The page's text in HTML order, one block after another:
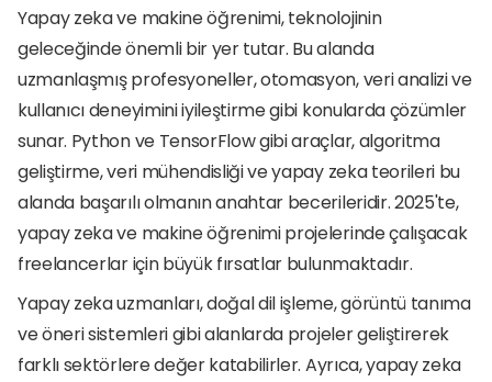
Yapay zeka ve makine öğrenimi, teknolojinin
geleceğinde önemli bir yer tutar. Bu alanda
uzmanlaşmış profesyoneller, otomasyon, veri analizi ve
kullanıcı deneyimini iyileştirme gibi konularda çözümler
sunar. Python ve TensorFlow gibi araçlar, algoritma
geliştirme, veri mühendisliği ve yapay zeka teorileri bu
alanda başarılı olmanın anahtar becerileridir. 2025'te,
yapay zeka ve makine öğrenimi projelerinde çalışacak
freelancerlar için büyük fırsatlar bulunmaktadır.
Yapay zeka uzmanları, doğal dil işleme, görüntü tanıma
ve öneri sistemleri gibi alanlarda projeler geliştirerek
farklı sektörlere değer katabilirler. Ayrıca, yapay zeka